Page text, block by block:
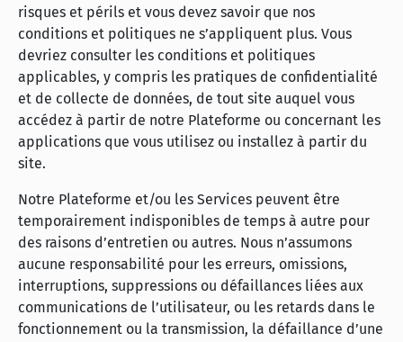
risques et périls et vous devez savoir que nos
conditions et politiques ne s’appliquent plus. Vous
devriez consulter les conditions et politiques
applicables, y compris les pratiques de confidentialité
et de collecte de données, de tout site auquel vous
accédez à partir de notre Plateforme ou concernant les
applications que vous utilisez ou installez à partir du
site.
Notre Plateforme et/ou les Services peuvent être
temporairement indisponibles de temps à autre pour
des raisons d’entretien ou autres. Nous n’assumons
aucune responsabilité pour les erreurs, omissions,
interruptions, suppressions ou défaillances liées aux
communications de l’utilisateur, ou les retards dans le
fonctionnement ou la transmission, la défaillance d’une